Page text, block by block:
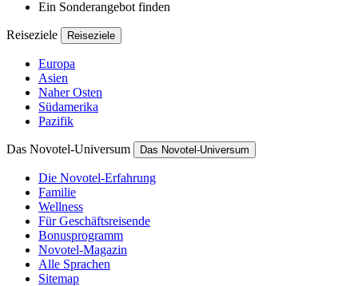
Ein Sonderangebot finden
Reiseziele Reiseziele
Europa
Asien
Naher Osten
Südamerika
Pazifik
Das Novotel-Universum Das Novotel-Universum
Die Novotel-Erfahrung
Familie
Wellness
Für Geschäftsreisende
Bonusprogramm
Novotel-Magazin
Alle Sprachen
Sitemap